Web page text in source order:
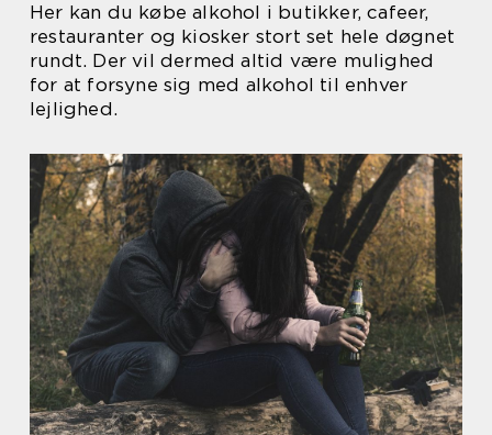
Her kan du købe alkohol i butikker, cafeer,
restauranter og kiosker stort set hele døgnet
rundt. Der vil dermed altid være mulighed
for at forsyne sig med alkohol til enhver
lejlighed.